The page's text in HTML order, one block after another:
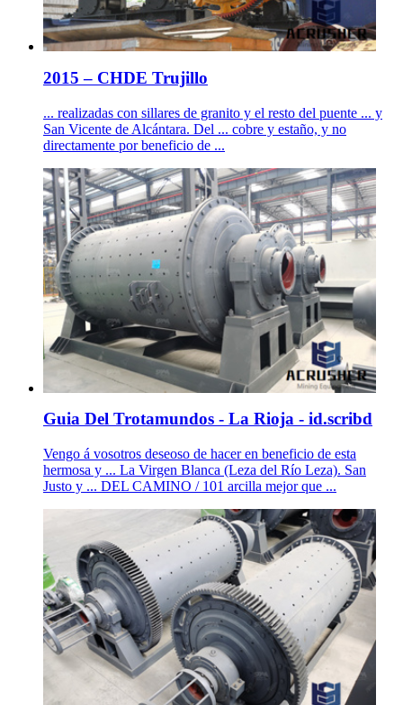
2015 – CHDE Trujillo
... realizadas con sillares de granito y el resto del puente ... y
San Vicente de Alcántara. Del ... cobre y estaño, y no
directamente por beneficio de ...
Guia Del Trotamundos - La Rioja - id.scribd
Vengo á vosotros deseoso de hacer en beneficio de esta
hermosa y ... La Virgen Blanca (Leza del Río Leza). San
Justo y ... DEL CAMINO / 101 arcilla mejor que ...